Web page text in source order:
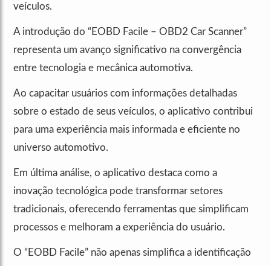
veículos.
A introdução do “EOBD Facile – OBD2 Car Scanner”
representa um avanço significativo na convergência
entre tecnologia e mecânica automotiva.
Ao capacitar usuários com informações detalhadas
sobre o estado de seus veículos, o aplicativo contribui
para uma experiência mais informada e eficiente no
universo automotivo.
Em última análise, o aplicativo destaca como a
inovação tecnológica pode transformar setores
tradicionais, oferecendo ferramentas que simplificam
processos e melhoram a experiência do usuário.
O “EOBD Facile” não apenas simplifica a identificação